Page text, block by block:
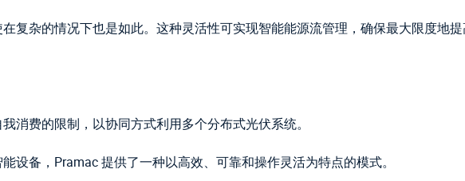
复杂的情况下也是如此。这种灵活性可实现智能能源流管理，确保最大限度地
消费的限制，以协同方式利用多个分布式光伏系统。
设备，Pramac 提供了一种以高效、可靠和操作灵活为特点的模式。